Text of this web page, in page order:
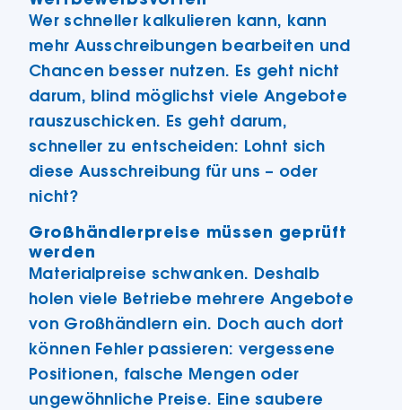
Wer schneller kalkulieren kann, kann
mehr Ausschreibungen bearbeiten und
Chancen besser nutzen. Es geht nicht
darum, blind möglichst viele Angebote
rauszuschicken. Es geht darum,
schneller zu entscheiden: Lohnt sich
diese Ausschreibung für uns – oder
nicht?
Großhändlerpreise müssen geprüft
werden
Materialpreise schwanken. Deshalb
holen viele Betriebe mehrere Angebote
von Großhändlern ein. Doch auch dort
können Fehler passieren: vergessene
Positionen, falsche Mengen oder
ungewöhnliche Preise. Eine saubere